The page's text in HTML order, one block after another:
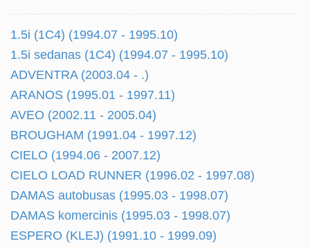
1.5i (1C4) (1994.07 - 1995.10)
1.5i sedanas (1C4) (1994.07 - 1995.10)
ADVENTRA (2003.04 - .)
ARANOS (1995.01 - 1997.11)
AVEO (2002.11 - 2005.04)
BROUGHAM (1991.04 - 1997.12)
CIELO (1994.06 - 2007.12)
CIELO LOAD RUNNER (1996.02 - 1997.08)
DAMAS autobusas (1995.03 - 1998.07)
DAMAS komercinis (1995.03 - 1998.07)
ESPERO (KLEJ) (1991.10 - 1999.09)